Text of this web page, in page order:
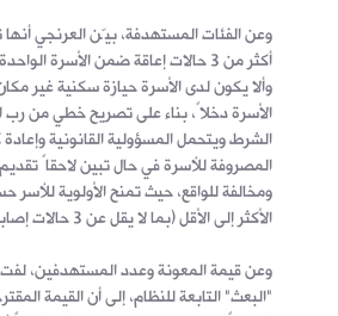
وعن الفئات المستهدفة، بيّن العرنجي
أكثر من 3 حالات إعاقة ضمن الأسرة
وألا يكون لدى الأسرة حيازة سكنية غير
الأسرة دخلاً، بناء على تصريح خطي من رب
الشرط ويتحمل المسؤولية القانونية
المصروفة للأسرة في حال تبين لاحقاً
ومخالفة للواقع، حيث تمنح الأولوية
الأكثر إلى الأقل (بما لا يقل عن 3 حالات إصابة).
وعن قيمة المعونة وعدد المستهدفين،